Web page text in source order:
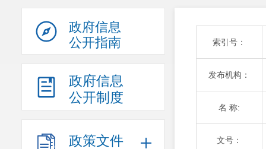
政府信息
公开指南
政府信息
公开制度
政策文件
索引号：
发布机构：
名 称:
文号：